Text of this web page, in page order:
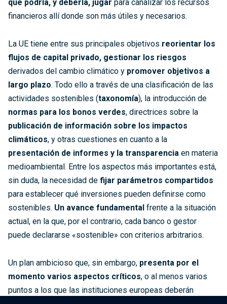
que podría, y debería, jugar para canalizar los recursos
financieros allí donde son más útiles y necesarios.
La UE tiene entre sus principales objetivos reorientar los
flujos de capital privado, gestionar los riesgos
derivados del cambio climático y promover objetivos a
largo plazo. Todo ello a través de una clasificación de las
actividades sostenibles (taxonomía), la introducción de
normas para los bonos verdes, directrices sobre la
publicación de información sobre los impactos
climáticos, y otras cuestiones en cuanto a la
presentación de informes y la transparencia en materia
medioambiental. Entre los aspectos más importantes está,
sin duda, la necesidad de fijar parámetros compartidos
para establecer qué inversiones pueden definirse como
sostenibles. Un avance fundamental frente a la situación
actual, en la que, por el contrario, cada banco o gestor
puede declararse «sostenible» con criterios arbitrarios.
Un plan ambicioso que, sin embargo, presenta por el
momento varios aspectos críticos, o al menos varios
puntos a los que las instituciones europeas deberán